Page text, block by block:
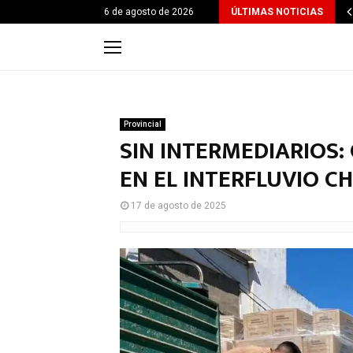
6 de agosto de 2026 ÚLTIMAS NOTICIAS
Provincial
SIN INTERMEDIARIOS:
EN EL INTERFLUVIO
17 de agosto de 2025